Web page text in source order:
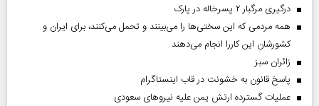
درگیری مرگبار ۲ پسرخاله در پارک
همه مردمی که این سختی‌ها را می‌بینند و تحمل می‌کنند، برای ایران و
کشورشان این کاررا انجام می‌دهند
‌زائران سبز
پاسخ قانون به خشونت در قاب اینستاگرام
عملیات گسترده ارتش یمن علیه نیروهای سعودی